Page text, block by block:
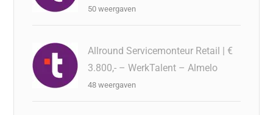
50 weergaven
Allround Servicemonteur Retail | €
3.800,- – WerkTalent – Almelo
48 weergaven